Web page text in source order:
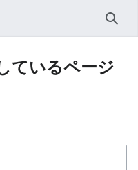
検索
ているページ